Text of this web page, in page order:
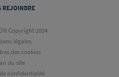
REJOINDRE
Copyright 2024
légales
des cookies
du site
confidentialité